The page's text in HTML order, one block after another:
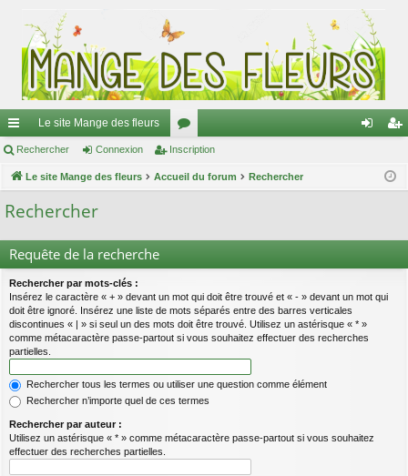
ac
co
ur
s
Le site Mange des fleurs
or
u cri
Rechercher Connexion Inscription
Le site Mange des fleurs Accueil du forum Rechercher
Rechercher
Requête de la recherche
Rechercher par mots-clés :
Insérez le caractère « + » devant un mot qui doit être trouvé et « - » devant un mot qui
doit être ignoré. Insérez une liste de mots séparés entre des barres verticales
discontinues « | » si seul un des mots doit être trouvé. Utilisez un astérisque « * »
comme métacaractère passe-partout si vous souhaitez effectuer des recherches
partielles.
Rechercher tous les termes ou utiliser une question comme élément
Rechercher n’importe quel de ces termes
Rechercher par auteur :
Utilisez un astérisque « * » comme métacaractère passe-partout si vous souhaitez
effectuer des recherches partielles.